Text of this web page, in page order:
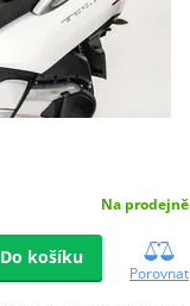
Na prodejně
Do košíku
Porovnat